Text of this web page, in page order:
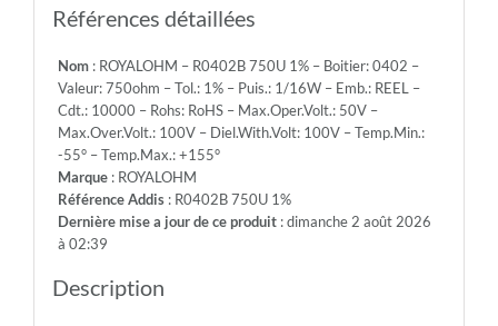
Cdt.:
Rohs:
RoHS
-
Max.Oper.Volt.:
50V
-
Max.Over.Volt.:
Références détaillées
Nom: ROYALOHM – R0402B 750U 1% – Boitier: 0402 –
Valeur: 750ohm – Tol.: 1% – Puis.: 1/16W – Emb.: REEL –
Cdt.: 10000 – Rohs: RoHS – Max.Oper.Volt.: 50V –
Max.Over.Volt.: 100V – Diel.With.Volt: 100V – Temp.Min.:
-55° – Temp.Max.: +155°
Marque: ROYALOHM
Référence Addis: R0402B 750U 1%
Dernière mise a jour de ce produit: dimanche 2 août 2026
à 02:39
Description